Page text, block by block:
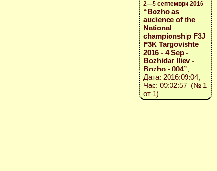
2—5 септември 2016
“Bozho as
audience of the
National
championship F3J
F3K Targovishte
2016 - 4 Sep -
Bozhidar Iliev -
Bozho - 004”,
Дата: 2016:09:04,
Час: 09:02:57 (№ 1
от 1)